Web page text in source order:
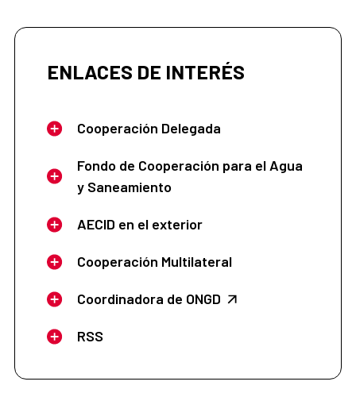
ENLACES DE INTERÉS
Cooperación Delegada
Fondo de Cooperación para el Agua
y Saneamiento
AECID en el exterior
Cooperación Multilateral
Coordinadora de ONGD
RSS